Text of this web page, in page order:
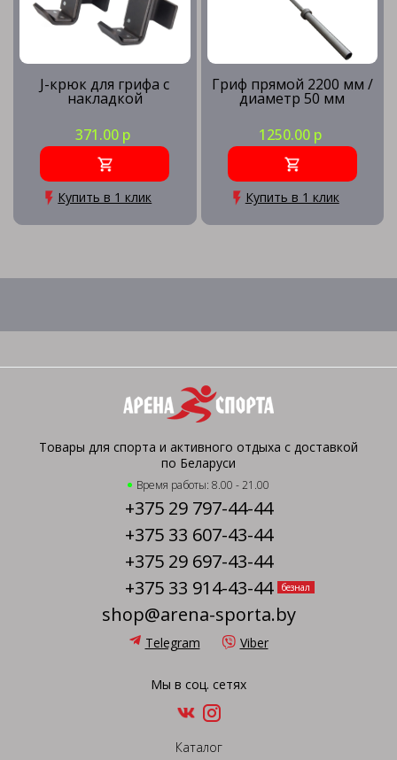
J-крюк для грифа с
накладкой
371.00 р
Купить в 1 клик
Гриф прямой 2200 мм /
диаметр 50 мм
1250.00 р
Купить в 1 клик
Товары для спорта и активного отдыха с доставкой
по Беларуси
Время работы: 8.00 - 21.00
+375 29 797-44-44
+375 33 607-43-44
+375 29 697-43-44
+375 33 914-43-44
безнал
shop@arena-sporta.by
Telegram Viber
Мы в соц. сетях
Каталог